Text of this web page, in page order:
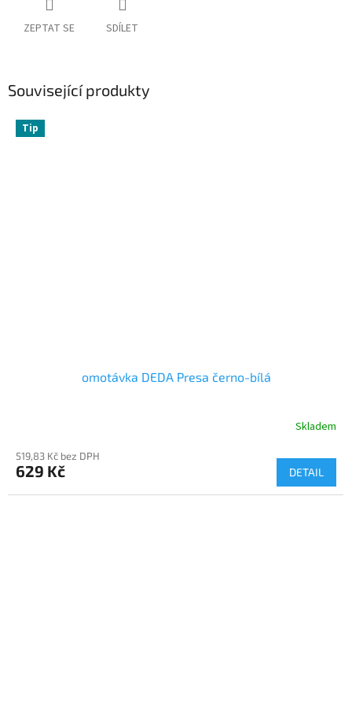
ZEPTAT SE SDÍLET
Související produkty
Tip
omotávka DEDA Presa černo-bílá
Skladem
519,83 Kč bez DPH
629 Kč DETAIL